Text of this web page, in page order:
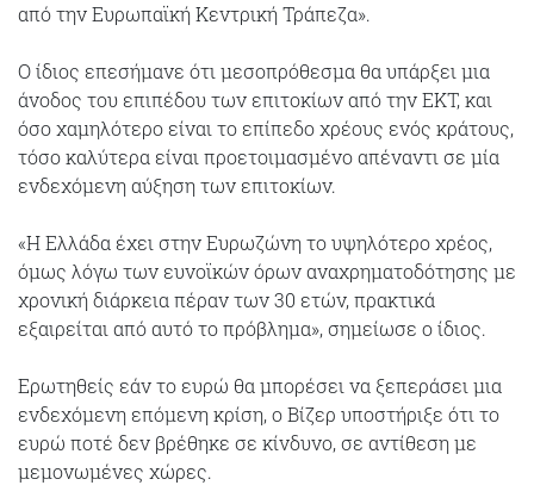
από την Ευρωπαϊκή Κεντρική Τράπεζα».
Ο ίδιος επεσήμανε ότι μεσοπρόθεσμα θα υπάρξει μια
άνοδος του επιπέδου των επιτοκίων από την ΕΚΤ, και
όσο χαμηλότερο είναι το επίπεδο χρέους ενός κράτους,
τόσο καλύτερα είναι προετοιμασμένο απέναντι σε μία
ενδεχόμενη αύξηση των επιτοκίων.
«Η Ελλάδα έχει στην Ευρωζώνη το υψηλότερο χρέος,
όμως λόγω των ευνοϊκών όρων αναχρηματοδότησης με
χρονική διάρκεια πέραν των 30 ετών, πρακτικά
εξαιρείται από αυτό το πρόβλημα», σημείωσε ο ίδιος.
Ερωτηθείς εάν το ευρώ θα μπορέσει να ξεπεράσει μια
ενδεχόμενη επόμενη κρίση, ο Βίζερ υποστήριξε ότι το
ευρώ ποτέ δεν βρέθηκε σε κίνδυνο, σε αντίθεση με
μεμονωμένες χώρες.